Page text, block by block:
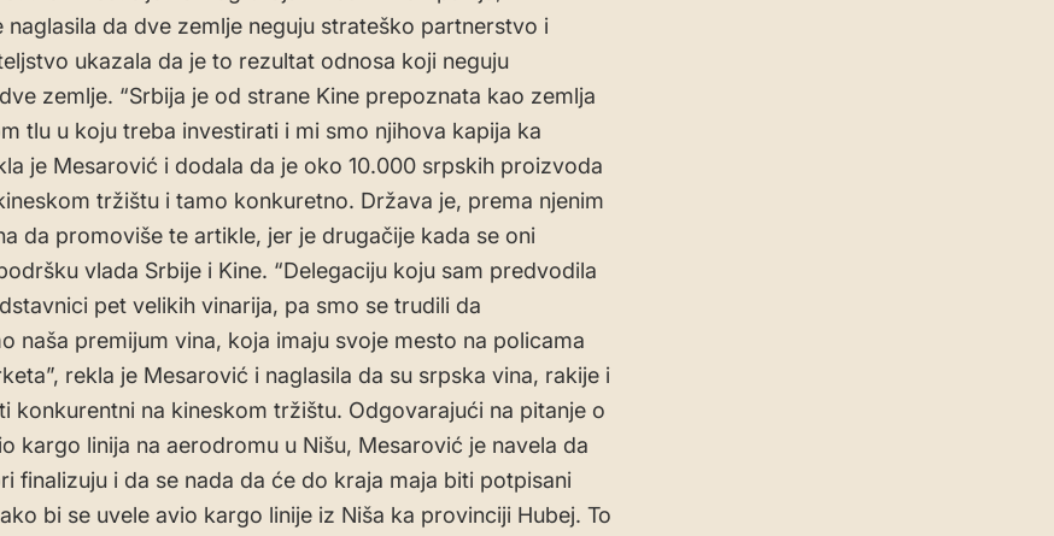
naglasila da dve zemlje neguju strateško partnerstvo i
ukazala da je to rezultat odnosa koji neguju
zemlje. “Srbija je od strane Kine prepoznata kao zemlja
tlu u koju treba investirati i mi smo njihova kapija ka
je Mesarović i dodala da je oko 10.000 srpskih proizvoda
tržištu i tamo konkuretno. Država je, prema njenim
da promoviše te artikle, jer je drugačije kada se oni
vlada Srbije i Kine. “Delegaciju koju sam predvodila
pet velikih vinarija, pa smo se trudili da
naša premijum vina, koja imaju svoje mesto na policama
rekla je Mesarović i naglasila da su srpska vina, rakije i
konkurentni na kineskom tržištu. Odgovarajući na pitanje o
kargo linija na aerodromu u Nišu, Mesarović je navela da
finalizuju i da se nada da će do kraja maja biti potpisani
bi se uvele avio kargo linije iz Niša ka provinciji Hubej. To